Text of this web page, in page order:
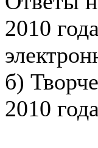
2010
б)
2010 года